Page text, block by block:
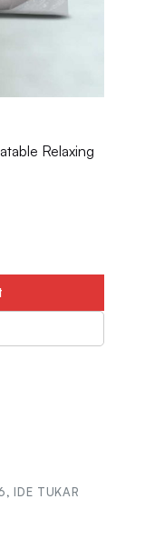
Relaxing
,IDE TUKAR